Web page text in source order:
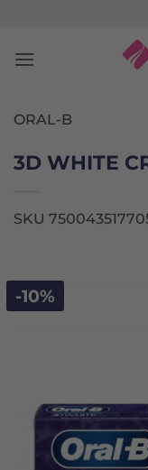
contenido
ORAL-B
3D WHITE
SKU
-10%